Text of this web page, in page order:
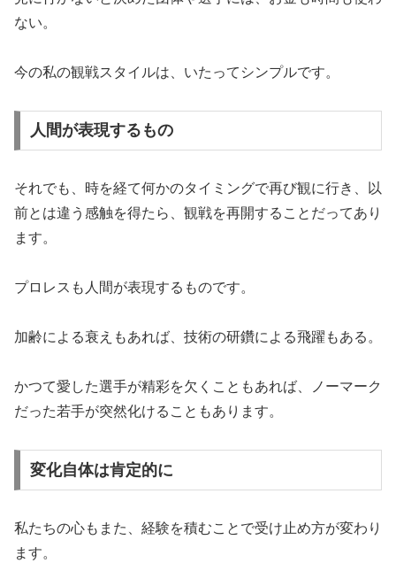
ない。
今の私の観戦スタイルは、いたってシンプルです。
人間が表現するもの
それでも、時を経て何かのタイミングで再び観に行き、以
前とは違う感触を得たら、観戦を再開することだってあり
ます。
プロレスも人間が表現するものです。
加齢による衰えもあれば、技術の研鑽による飛躍もある。
かつて愛した選手が精彩を欠くこともあれば、ノーマーク
だった若手が突然化けることもあります。
変化自体は肯定的に
私たちの心もまた、経験を積むことで受け止め方が変わり
ます。